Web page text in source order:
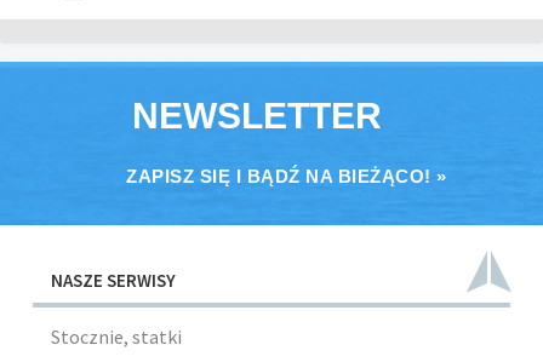
NEWSLETTER
ZAPISZ SIĘ I BĄDŹ NA BIEŻĄCO! »
NASZE SERWISY
Stocznie, statki